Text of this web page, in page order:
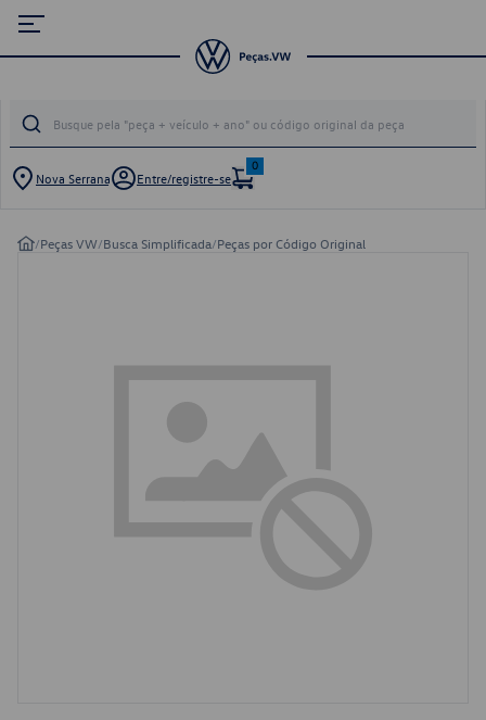
Nova Serrana Entre/registre-se
0
/Peças VW/Busca Simplificada/Peças por Código Original